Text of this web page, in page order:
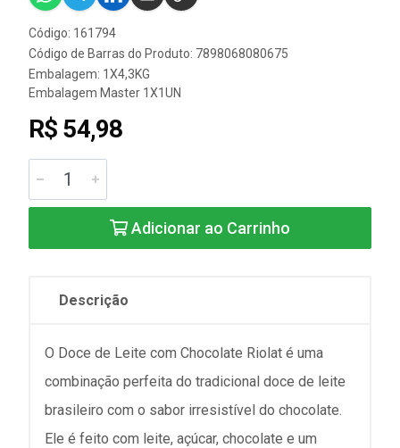
Código: 161794
Código de Barras do Produto: 7898068080675
Embalagem: 1X4,3KG
Embalagem Master 1X1UN
R$ 54,98
Adicionar ao Carrinho
Descrição
O Doce de Leite com Chocolate Riolat é uma
combinação perfeita do tradicional doce de leite
brasileiro com o sabor irresistível do chocolate.
Ele é feito com leite, açúcar, chocolate e um